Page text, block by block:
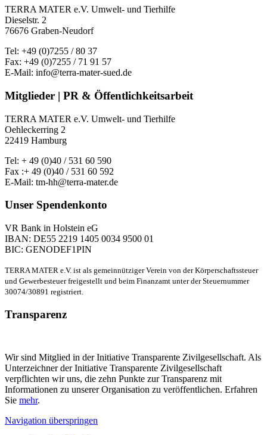
TERRA MATER e.V. Umwelt- und Tierhilfe
Dieselstr. 2
76676 Graben-Neudorf
Tel: +49 (0)7255 / 80 37
Fax: +49 (0)7255 / 71 91 57
E-Mail: info@terra-mater-sued.de
Mitglieder | PR & Öffentlichkeitsarbeit
TERRA MATER e.V. Umwelt- und Tierhilfe
Oehleckerring 2
22419 Hamburg
Tel: + 49 (0)40 / 531 60 590
Fax :+ 49 (0)40 / 531 60 592
E-Mail: tm-hh@terra-mater.de
Unser Spendenkonto
VR Bank in Holstein eG
IBAN: DE55 2219 1405 0034 9500 01
BIC: GENODEF1PIN
TERRA MATER e.V. ist als gemeinnütziger Verein von der Körperschaftssteuer
und Gewerbesteuer freigestellt und beim Finanzamt unter der Steuernummer
30074/30891 registriert.
Transparenz
Wir sind Mitglied in der Initiative Transparente Zivilgesellschaft. Als
Unterzeichner der Initiative Transparente Zivilgesellschaft
verpflichten wir uns, die zehn Punkte zur Transparenz mit
Informationen zu unserer Organisation zu veröffentlichen. Erfahren
Sie mehr.
Navigation überspringen